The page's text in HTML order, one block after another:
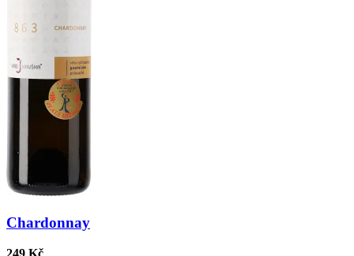
Chardonnay
249 Kč